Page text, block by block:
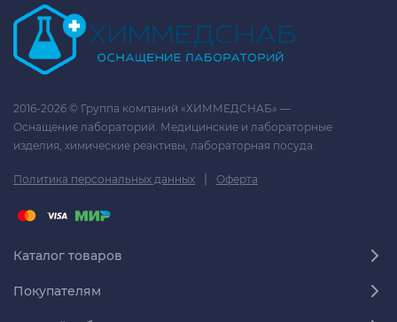
2016-2026 © Группа компаний «ХИММЕДСНАБ» —
Оснащение лабораторий. Медицинские и лабораторные
изделия, химические реактивы, лабораторная посуда.
Политика персональных данных | Оферта
Каталог товаров
Покупателям